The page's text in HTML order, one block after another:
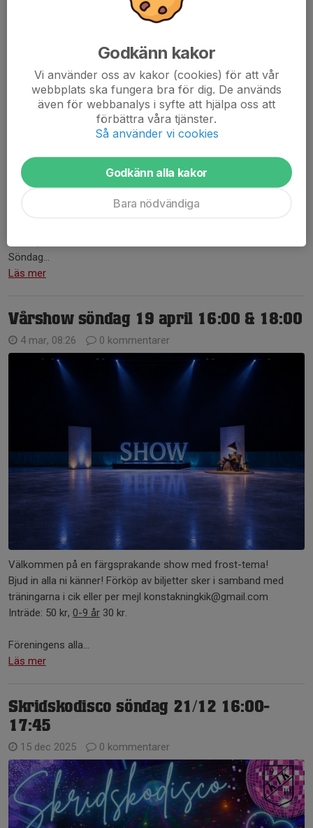
Söndag 19 april välkomnar vi alla till årets isshow!
Föreställning 1 - 16:00 -SLUTSÅLD
Söndag...
Läs mer
Vårshow söndag 19 april 16:00 & 18:00
4 mar, 08:26 0 kommentarer
Välkommen på en färgsprakande show med frost-tema!
Bjud in alla ni känner! Förköp av biljetter sker i samband med
träningarna i cik eller per mejl konstakningkik@gmail.com
Inträde: 50 kr, 0-9 år 30 kr.
Föreningens alla...
Läs mer
Skridskodisco söndag 21/12 16:00-
17:45
15 dec 2025 0 kommentarer
Godkänn kakor
Vi använder oss av kakor (cookies) för att vår
webbplats ska fungera bra för dig. De används
även för webbanalys i syfte att hjälpa oss att
förbättra våra tjänster.
Så använder vi cookies
Godkänn alla kakor
Bara nödvändiga